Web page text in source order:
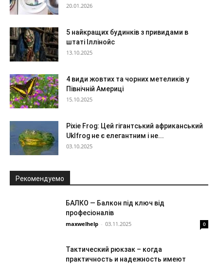
20.01.2026
5 найкращих будинків з привидами в
штаті Іллінойс
13.10.2025
4 види жовтих та чорних метеликів у
Північній Америці
15.10.2025
Pixie Frog: Цей гігантський африканський
Uklfrog не є елегантним і не...
03.10.2025
Рекомендуемо
БАЛКО — Балкон під ключ від
професіоналів
maxwelhelp - 03.11.2025 0
Тактический рюкзак – когда
практичность и надежность имеют